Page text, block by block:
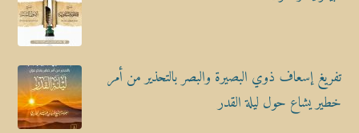
تفريغ إسعاف ذوي البصيرة والبصر بالتحذير من أمر
خطير يشاع حول ليلة القدر